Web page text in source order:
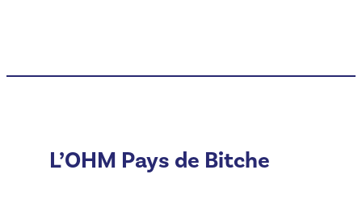
L’OHM Pays de Bitche